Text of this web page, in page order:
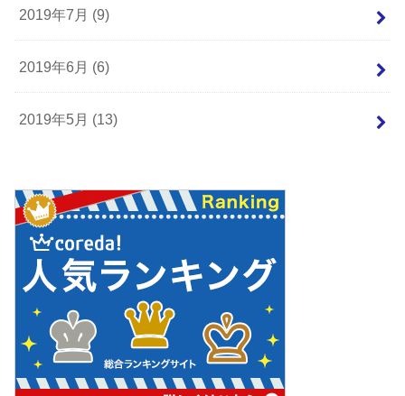
2019年7月 (9)
2019年6月 (6)
2019年5月 (13)